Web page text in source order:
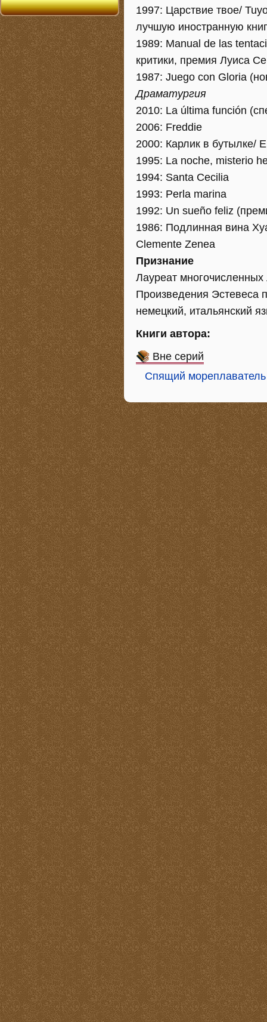
1997: Царствие твое/
лучшую иностранную
1989: Manual de las
критики, премия Луиса
1987: Juego con Gloria
Драматургия
2010: La última función
2006: Freddie
2000: Карлик в бутылке/
1995: La noche, misterio
1994: Santa Cecilia
1993: Perla marina
1992: Un sueño feliz
1986: Подлинная вина
Clemente Zenea
Признание
Лауреат
Произведения Эстевеса
немецкий, итальянский
Книги автора:
Вне серий
Спящий мореплаватель